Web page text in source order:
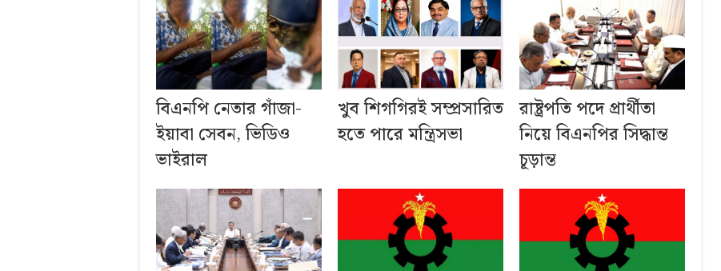
বিএনপি নেতার গাঁজা-
ইয়াবা সেবন, ভিডিও
ভাইরাল
খুব শিগগিরই সম্প্রসারিত
হতে পারে মন্ত্রিসভা
রাষ্ট্রপতি পদে প্রার্থীতা
নিয়ে বিএনপির সিদ্ধান্ত
চূড়ান্ত